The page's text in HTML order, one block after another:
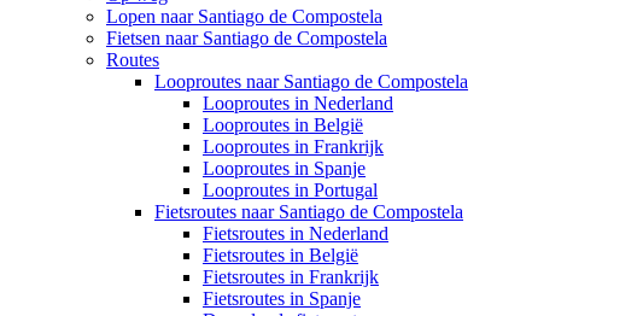
Lopen naar Santiago de Compostela
Fietsen naar Santiago de Compostela
Routes
Looproutes naar Santiago de Compostela
Looproutes in Nederland
Looproutes in België
Looproutes in Frankrijk
Looproutes in Spanje
Looproutes in Portugal
Fietsroutes naar Santiago de Compostela
Fietsroutes in Nederland
Fietsroutes in België
Fietsroutes in Frankrijk
Fietsroutes in Spanje